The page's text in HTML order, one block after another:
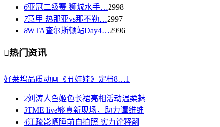
6亚冠二级赛 狮城水手…2998
7意甲 热那亚vs那不勒…2997
8WTA查尔斯顿站Day4…2996
热门资讯
好莱坞品质动画《丑娃娃》定档8… 1
2刘涛人鱼姬色长裙亮相活动温柔魅
3TME live够真新现场，助力谭维维
4江疏影晒睡前自拍照 实力诠释翻